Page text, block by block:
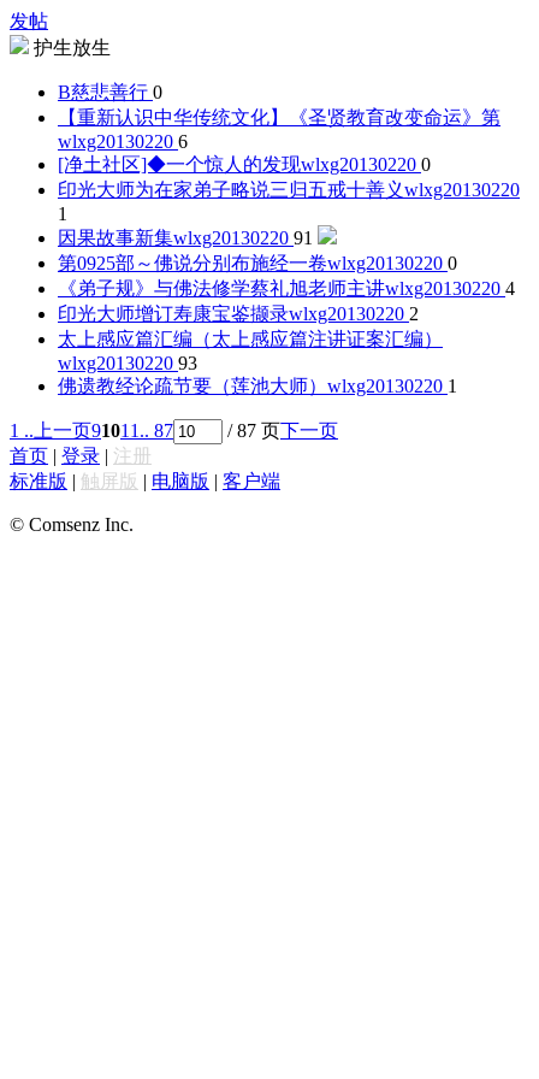
发帖
护生放生
B慈悲善行 0
【重新认识中华传统文化】《圣贤教育改变命运》第
wlxg20130220 6
[净土社区]◆一个惊人的发现wlxg20130220 0
印光大师为在家弟子略说三归五戒十善义wlxg20130220
1
因果故事新集wlxg20130220 91
第0925部～佛说分别布施经一卷wlxg20130220 0
《弟子规》与佛法修学蔡礼旭老师主讲wlxg20130220 4
印光大师增订寿康宝鉴撷录wlxg20130220 2
太上感应篇汇编（太上感应篇注讲证案汇编）
wlxg20130220 93
佛遗教经论疏节要（莲池大师） wlxg20130220 1
1 .. 上一页91011 .. 87 / 87 页下一页
首页 | 登录 | 注册
标准版 | 触屏版 | 电脑版 | 客户端
© Comsenz Inc.